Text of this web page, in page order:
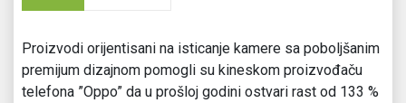
Proizvodi orijentisani na isticanje kamere sa poboljšanim
premijum dizajnom pomogli su kineskom proizvođaču
telefona ”Oppo” da u prošloj godini ostvari rast od 133 %